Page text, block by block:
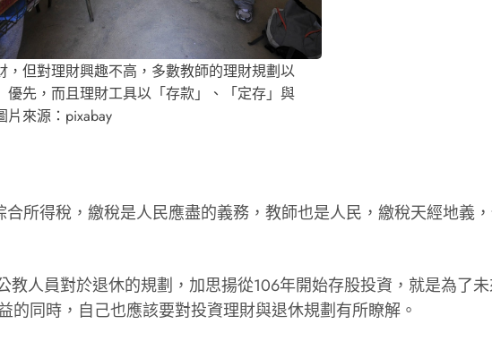
，但對理財興趣不高，多數教師的理財規劃以
優先，而且理財工具以「存款」、「定存」與
片來源：pixabay
所得稅，繳稅是人民應盡的義務，教師也是人民，繳稅天經地義
人員對於退休的規劃，加思揚從106年開始存股投資，就是為了
同時，自己也應該要對投資理財與退休規劃有所瞭解。